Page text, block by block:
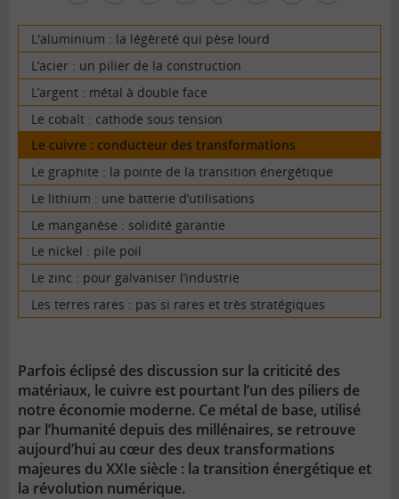
tous
L'aluminium : la légèreté qui pèse lourd
L’acier : un pilier de la construction
L’argent : métal à double face
Le cobalt : cathode sous tension
Le cuivre : conducteur des transformations
Le graphite : la pointe de la transition énergétique
Le lithium : une batterie d’utilisations
Le manganèse : solidité garantie
Le nickel : pile poil
Le zinc : pour galvaniser l’industrie
Les terres rares : pas si rares et très stratégiques
Parfois éclipsé des discussion sur la criticité des
matériaux, le cuivre est pourtant l’un des piliers de
notre économie moderne. Ce métal de base, utilisé
par l’humanité depuis des millénaires, se retrouve
aujourd’hui au cœur des deux transformations
majeures du XXIe siècle : la transition énergétique et
la révolution numérique.